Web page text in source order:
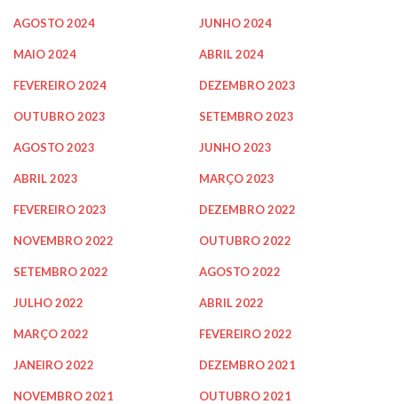
AGOSTO 2024 JUNHO 2024
MAIO 2024 ABRIL 2024
FEVEREIRO 2024 DEZEMBRO 2023
OUTUBRO 2023 SETEMBRO 2023
AGOSTO 2023 JUNHO 2023
ABRIL 2023 MARÇO 2023
FEVEREIRO 2023 DEZEMBRO 2022
NOVEMBRO 2022 OUTUBRO 2022
SETEMBRO 2022 AGOSTO 2022
JULHO 2022 ABRIL 2022
MARÇO 2022 FEVEREIRO 2022
JANEIRO 2022 DEZEMBRO 2021
NOVEMBRO 2021 OUTUBRO 2021